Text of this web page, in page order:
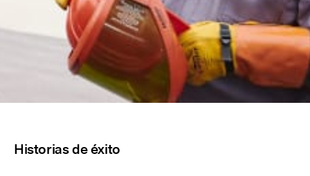
Historias de éxito